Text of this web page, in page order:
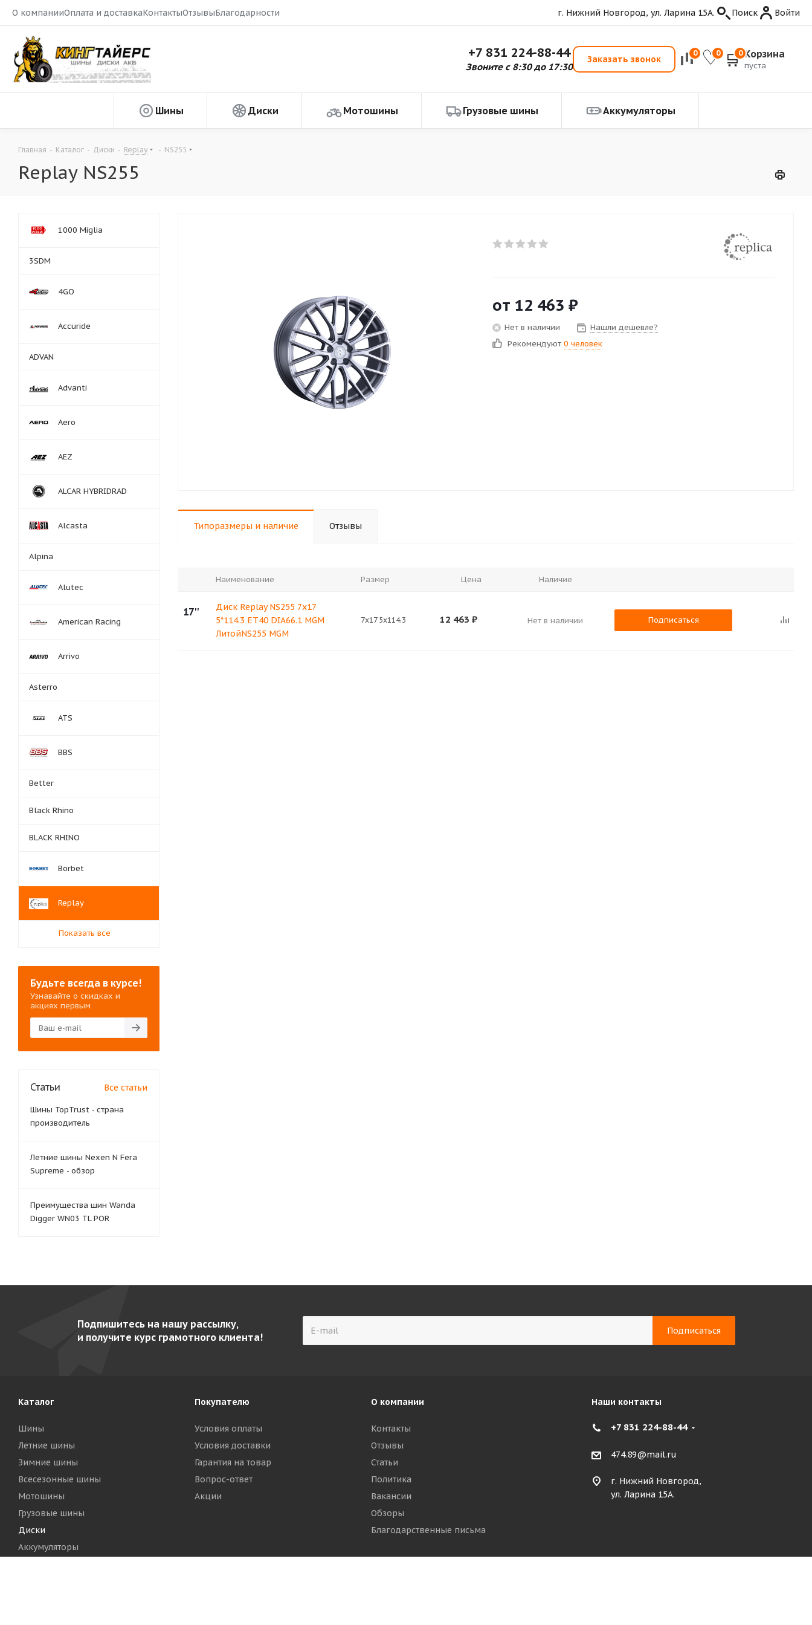
О компанииОплата и доставкаКонтактыОтзывыБлагодарности г. Нижний Новгород, ул. Ларина 15А. Поиск Войти
+7 831 224-88-44
Звоните с 8:30 до 17:30
Заказать звонок
0 0 0 Корзина
пуста
Шины Диски Мотошины Грузовые шины Аккумуляторы
Главная - Каталог - Диски - Replay - NS255
Replay NS255
от 12 463 ₽
Нет в наличии
Нашли дешевле?
Рекомендуют 0 человек
Типоразмеры и наличие Отзывы
Наименование Размер Цена Наличие
17''
Диск Replay NS255 7x17
5*114.3 ET40 DIA66.1 MGM
ЛитойNS255 MGM
7x17 5x114.3 12 463 ₽ Нет в наличии Подписаться
1000 Miglia
3SDM
4GO
Accuride
ADVAN
Advanti
Aero
AEZ
ALCAR HYBRIDRAD
Alcasta
Alpina
Alutec
American Racing
Arrivo
Asterro
ATS
BBS
Better
Black Rhino
BLACK RHINO
Borbet
Replay
Показать все
Будьте всегда в курсе!
Узнавайте о скидках и
акциях первым
Статьи Все статьи
Шины TopTrust - страна
производитель
Летние шины Nexen N Fera
Supreme - обзор
Преимущества шин Wanda
Digger WN03 TL POR
Подпишитесь на нашу рассылку,
и получите курс грамотного клиента!
Каталог
Шины
Летние шины
Зимние шины
Всесезонные шины
Мотошины
Грузовые шины
Диски
Аккумуляторы
Покупателю
Условия оплаты
Условия доставки
Гарантия на товар
Вопрос-ответ
Акции
О компании
Контакты
Отзывы
Статьи
Политика
Вакансии
Обзоры
Благодарственные письма
Наши контакты
+7 831 224-88-44
474.89@mail.ru
г. Нижний Новгород,
ул. Ларина 15А.